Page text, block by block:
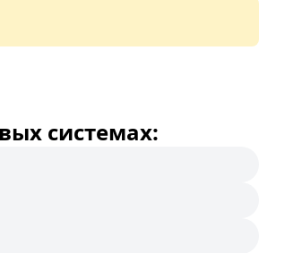
системах: